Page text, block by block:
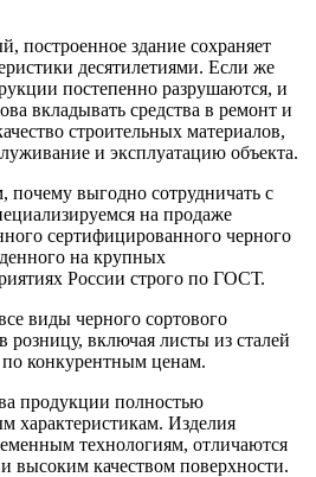
построенное здание сохраняет
десятилетиями. Если же
постепенно разрушаются, и
вкладывать средства в ремонт и
строительных материалов,
и эксплуатацию объекта.
почему выгодно сотрудничать с
на продаже
сертифицированного черного
на крупных
России строго по ГОСТ.
виды черного сортового
розницу, включая листы из сталей
конкурентным ценам.
продукции полностью
характеристикам. Изделия
технологиям, отличаются
высоким качеством поверхности.